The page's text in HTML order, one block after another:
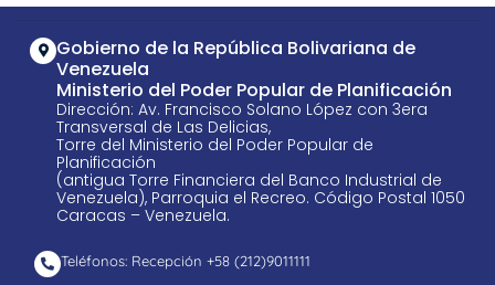
Gobierno de la República Bolivariana de
Venezuela
Ministerio del Poder Popular de Planificación
Dirección: Av. Francisco Solano López con 3era
Transversal de Las Delicias,
Torre del Ministerio del Poder Popular de
Planificación
(antigua Torre Financiera del Banco Industrial de
Venezuela), Parroquia el Recreo. Código Postal 1050
Caracas – Venezuela.
Teléfonos: Recepción +58 ​(212)9011111